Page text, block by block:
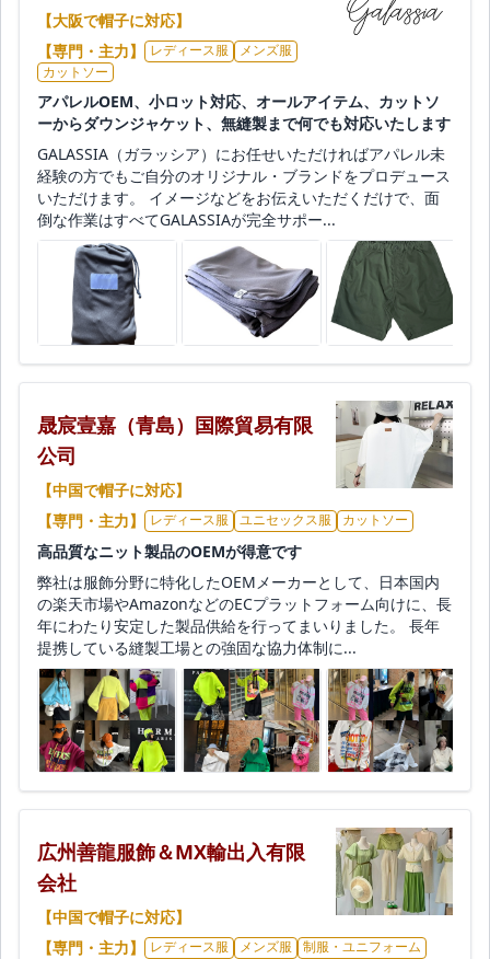
【大阪で帽子に対応】
【専門・主力】
レディース服
メンズ服
カットソー
アパレルOEM、小ロット対応、オールアイテム、カットソ
ーからダウンジャケット、無縫製まで何でも対応いたします
GALASSIA（ガラッシア）にお任せいただければアパレル未
経験の方でもご自分のオリジナル・ブランドをプロデュース
いただけます。 イメージなどをお伝えいただくだけで、面
倒な作業はすべてGALASSIAが完全サポー...
晟宸壹嘉（青島）国際貿易有限
公司
【中国で帽子に対応】
【専門・主力】
レディース服 ユニセックス服 カットソー
高品質なニット製品のOEMが得意です
弊社は服飾分野に特化したOEMメーカーとして、日本国内
の楽天市場やAmazonなどのECプラットフォーム向けに、長
年にわたり安定した製品供給を行ってまいりました。 長年
提携している縫製工場との強固な協力体制に...
広州善龍服飾＆MX輸出入有限
会社
【中国で帽子に対応】
【専門・主力】
レディース服 メンズ服 制服・ユニフォーム